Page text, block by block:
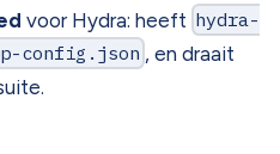
voor Hydra: heeft hydra-
config.json , en draait